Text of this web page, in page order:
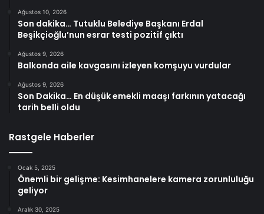
Ağustos 10, 2026
Son dakika… Tutuklu Belediye Başkanı Erdal
Beşikçioğlu’nun esrar testi pozitif çıktı
Ağustos 9, 2026
Balkonda aile kavgasını izleyen komşuyu vurdular
Ağustos 9, 2026
Son Dakika… En düşük emekli maaşı farkının yatacağı
tarih belli oldu
Rastgele Haberler
Ocak 5, 2025
Önemli bir gelişme: Kesimhanelere kamera zorunluluğu
geliyor
Aralık 30, 2025